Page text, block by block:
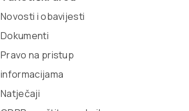
Novosti i obavijesti
Dokumenti
Pravo na pristup
informacijama
Natječaji